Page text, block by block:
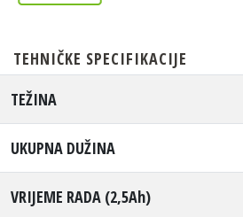
TEHNIČKE SPECIFIKACIJE
TEŽINA
UKUPNA DUŽINA
VRIJEME RADA (2,5Ah)